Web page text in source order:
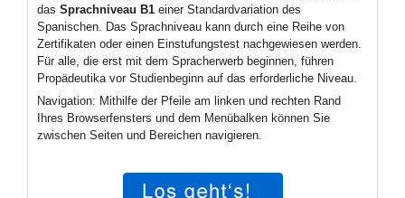
das Sprachniveau B1 einer Standardvariation des
Spanischen. Das Sprachniveau kann durch eine Reihe von
Zertifikaten oder einen Einstufungstest nachgewiesen werden.
Für alle, die erst mit dem Spracherwerb beginnen, führen
Propädeutika vor Studienbeginn auf das erforderliche Niveau.
Navigation: Mithilfe der Pfeile am linken und rechten Rand
Ihres Browserfensters und dem Menübalken können Sie
zwischen Seiten und Bereichen navigieren.